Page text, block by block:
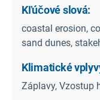
Kľúčové slová:
coastal erosion,
sand dunes,
Klimatické
Záplavy, Vzostup